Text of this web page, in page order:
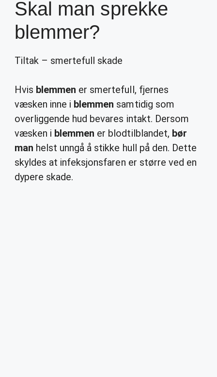
Skal man sprekke
blemmer?
Tiltak – smertefull skade
Hvis blemmen er smertefull, fjernes
væsken inne i blemmen samtidig som
overliggende hud bevares intakt. Dersom
væsken i blemmen er blodtilblandet, bør
man helst unngå å stikke hull på den. Dette
skyldes at infeksjonsfaren er større ved en
dypere skade.